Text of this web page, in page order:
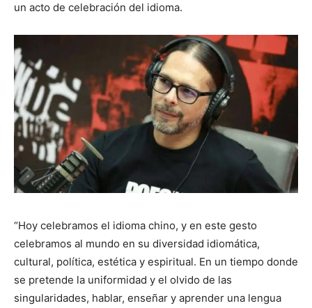
un acto de celebración del idioma.
“Hoy celebramos el idioma chino, y en este gesto
celebramos al mundo en su diversidad idiomática,
cultural, política, estética y espiritual. En un tiempo donde
se pretende la uniformidad y el olvido de las
singularidades, hablar, enseñar y aprender una lengua